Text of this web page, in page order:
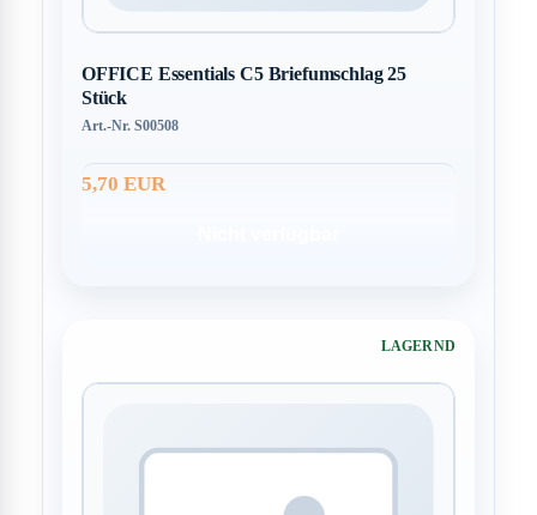
OFFICE Essentials C5 Briefumschlag 25
Stück
Art.-Nr. S00508
5,70 EUR
LAGERND